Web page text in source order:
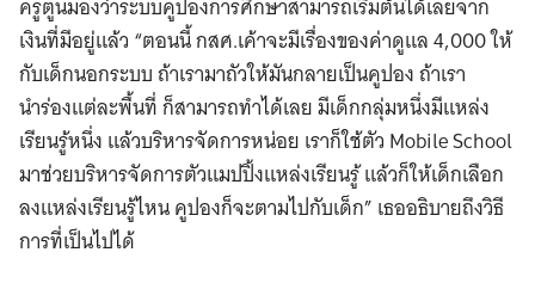
เงินที่มีอยู่แล้ว “ตอนนี้ กสศ.เค้าจะมีเรื่องของค่าดูแล 4,000 ให้
กับเด็กนอกระบบ ถ้าเรามาถัวให้มันกลายเป็นคูปอง ถ้าเรา
นำร่องแต่ละพื้นที่ ก็สามารถทำได้เลย มีเด็กกลุ่มหนึ่งมีแหล่ง
เรียนรู้หนึ่ง แล้วบริหารจัดการหน่อย เราก็ใช้ตัว Mobile School
มาช่วยบริหารจัดการตัวแมปปิ้งแหล่งเรียนรู้ แล้วก็ให้เด็กเลือก
ลงแหล่งเรียนรู้ไหน คูปองก็จะตามไปกับเด็ก” เธออธิบายถึงวิธี
การที่เป็นไปได้